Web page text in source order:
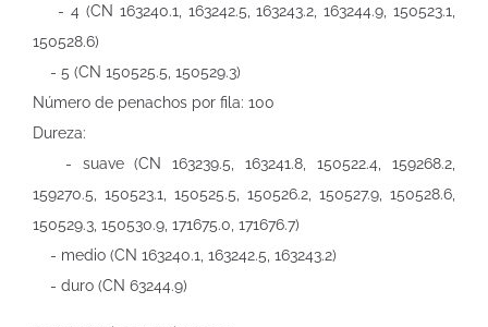
- 4 (CN 163240.1, 163242.5, 163243.2, 163244.9, 150523.1,
150528.6)
- 5 (CN 150525.5, 150529.3)
Número de penachos por fila: 100
Dureza:
- suave (CN 163239.5, 163241.8, 150522.4, 159268.2,
159270.5, 150523.1, 150525.5, 150526.2, 150527.9, 150528.6,
150529.3, 150530.9, 171675.0, 171676.7)
- medio (CN 163240.1, 163242.5, 163243.2)
- duro (CN 63244.9)